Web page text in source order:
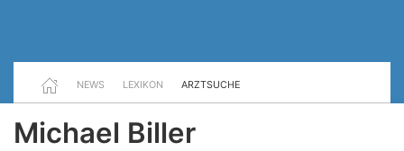
NEWS LEXIKON ARZTSUCHE
Michael Biller